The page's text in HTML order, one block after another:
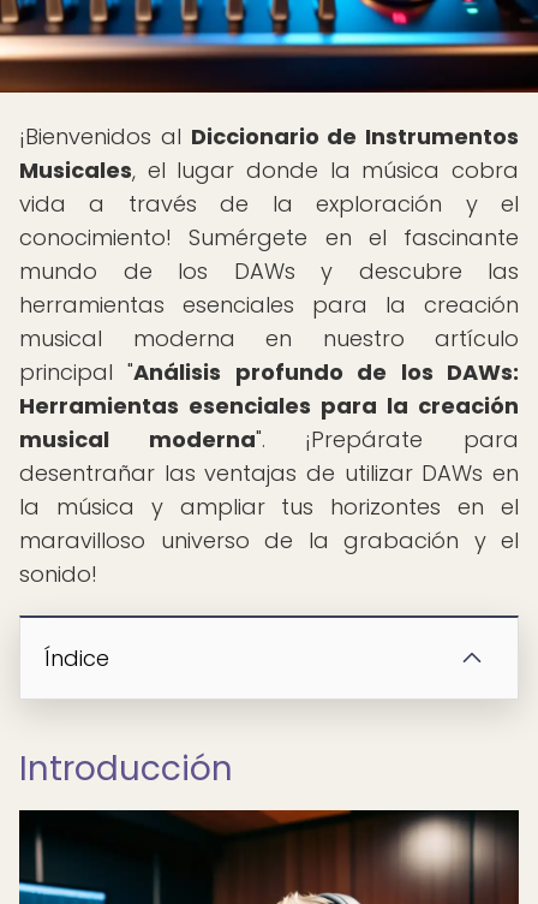
¡Bienvenidos al Diccionario de Instrumentos
Musicales, el lugar donde la música cobra
vida a través de la exploración y el
conocimiento! Sumérgete en el fascinante
mundo de los DAWs y descubre las
herramientas esenciales para la creación
musical moderna en nuestro artículo
principal "Análisis profundo de los DAWs:
Herramientas esenciales para la creación
musical moderna". ¡Prepárate para
desentrañar las ventajas de utilizar DAWs en
la música y ampliar tus horizontes en el
maravilloso universo de la grabación y el
sonido!
Índice
Introducción